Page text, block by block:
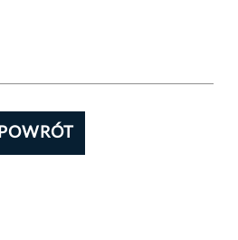
POWRÓT